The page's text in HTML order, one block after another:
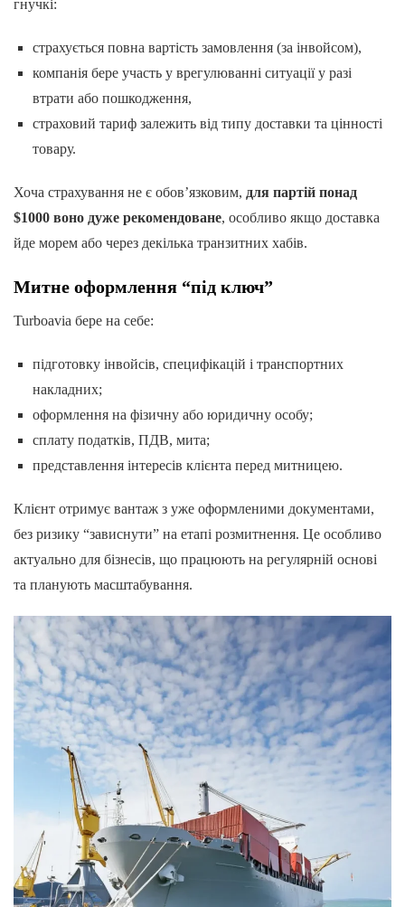
гнучкі:
страхується повна вартість замовлення (за інвойсом),
компанія бере участь у врегулюванні ситуації у разі
втрати або пошкодження,
страховий тариф залежить від типу доставки та цінності
товару.
Хоча страхування не є обов’язковим, для партій понад
$1000 воно дуже рекомендоване, особливо якщо доставка
йде морем або через декілька транзитних хабів.
Митне оформлення “під ключ”
Turboavia бере на себе:
підготовку інвойсів, специфікацій і транспортних
накладних;
оформлення на фізичну або юридичну особу;
сплату податків, ПДВ, мита;
представлення інтересів клієнта перед митницею.
Клієнт отримує вантаж з уже оформленими документами,
без ризику “зависнути” на етапі розмитнення. Це особливо
актуально для бізнесів, що працюють на регулярній основі
та планують масштабування.